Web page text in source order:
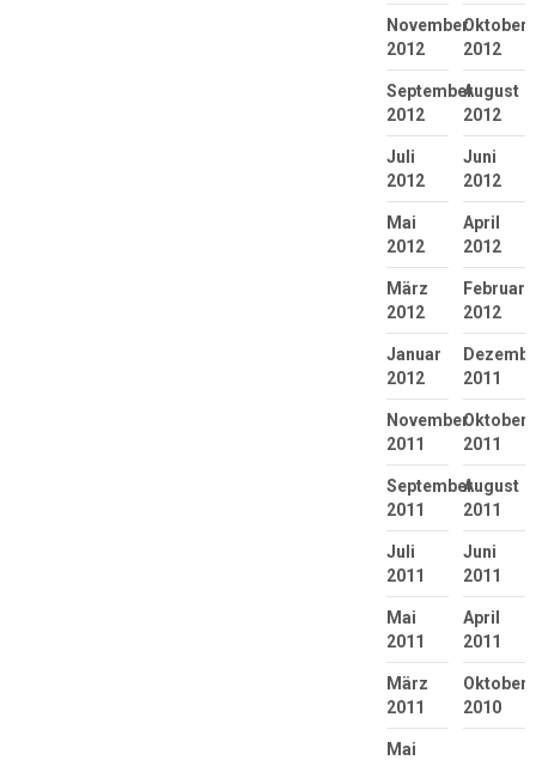
November
2012
Oktober
2012
September
2012
August
2012
Juli
2012
Juni
2012
Mai
2012
April
2012
März
2012
Februar
2012
Januar
2012
2011
November
2011
Oktober
2011
September
2011
August
2011
Juli
2011
Juni
2011
Mai
2011
April
2011
März
2011
Oktober
2010
Mai